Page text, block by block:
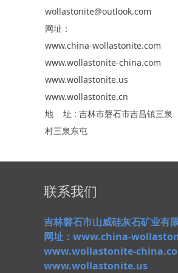
wollastonite@outlook.com
网址：
www.china-wollastonite.com
www.wollastonite-china.com
www.wollastonite.us
www.wollastonite.cn
地 址 : 吉林市磐石市吉昌镇三泉
村三泉东屯
联系我们
吉林磐石市山威硅灰石矿业有
网址：www.china-
www.wollastonite-
www.wollastonite.us